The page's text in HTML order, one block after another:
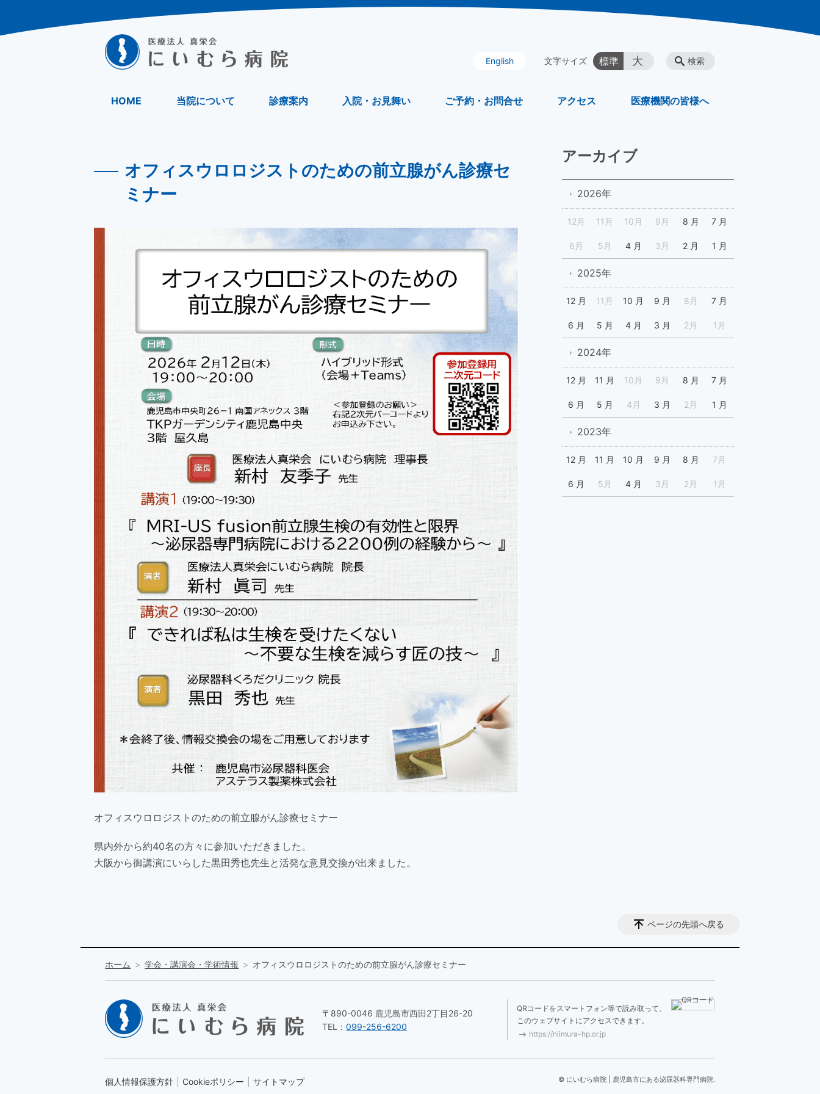
HOME 当院について 診療案内 入院・お見舞い ご予約・お問合せ アクセス 医療機関の皆様へ
English 検索
文字サイズ 標準 大
オフィスウロロジストのための前立腺がん診療セ
ミナー
オフィスウロロジストのための前立腺がん診療セミナー
県内外から約40名の方々に参加いただきました。
大阪から御講演にいらした黒田秀也先生と活発な意見交換が出来ました。
アーカイブ
2026年
12月 11月 10月 9月 8 月 7 月
6月 5月 4 月 3月 2 月 1 月
2025年
12 月 11月 10 月 9 月 8月 7 月
6 月 5 月 4 月 3 月 2月 1月
2024年
12 月 11 月 10月 9月 8 月 7 月
6 月 5 月 4月 3 月 2月 1 月
2023年
12 月 11 月 10 月 9 月 8 月 7月
6 月 5月 4 月 3月 2月 1月
ページの先頭へ戻る
ホーム 学会・講演会・学術情報 オフィスウロロジストのための前立腺がん診療セミナー
〒890-0046 鹿児島市西田2丁目26-20
TEL：099-256-6200
QRコードをスマートフォン等で読み取って、
このウェブサイトにアクセスできます。
https://niimura-hp.or.jp
個人情報保護方針 Cookieポリシー サイトマップ © にいむら病院 | 鹿児島市にある泌尿器科専門病院.